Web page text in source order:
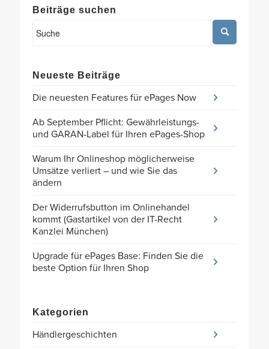
Beiträge suchen
Neueste Beiträge
Die neuesten Features für ePages Now
Ab September Pflicht: Gewährleistungs-
und GARAN-Label für Ihren ePages-Shop
Warum Ihr Onlineshop möglicherweise
Umsätze verliert – und wie Sie das
ändern
Der Widerrufsbutton im Onlinehandel
kommt (Gastartikel von der IT-Recht
Kanzlei München)
Upgrade für ePages Base: Finden Sie die
beste Option für Ihren Shop
Kategorien
Händlergeschichten